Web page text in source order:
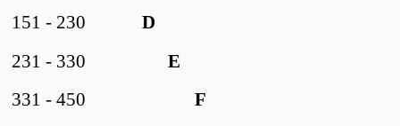
D
151 - 230
E
231 - 330
F
331 - 450